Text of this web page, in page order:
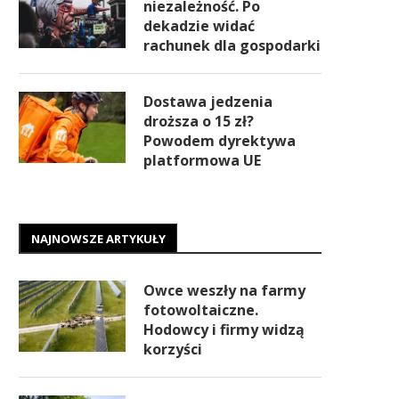
niezależność. Po
dekadzie widać
rachunek dla gospodarki
Dostawa jedzenia
droższa o 15 zł?
Powodem dyrektywa
platformowa UE
NAJNOWSZE ARTYKUŁY
Owce weszły na farmy
fotowoltaiczne.
Hodowcy i firmy widzą
korzyści